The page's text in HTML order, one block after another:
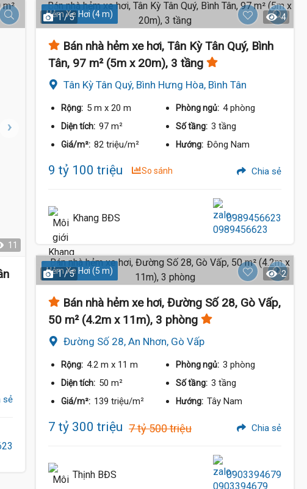
11
sẻ
Hẻm Xe Hơi (4 m)
1 / 5 4
Bán nhà hẻm xe hơi, Tân Kỳ Tân Quý, Bình
Tân, 97 m² (5m x 20m), 3 tầng
Tân Kỳ Tân Quý, Bình Hưng Hòa, Bình Tân
Rộng: 5 m x 20 m Phòng ngủ: 4 phòng
Diện tích: 97 m² Số tầng: 3 tầng
Giá/m²: 82 triệu/m² Hướng: Đông Nam
9 tỷ 100 triệu So sánh Chia sẻ
Khang BĐS 0989456623
Hẻm Xe Hơi (5 m)
1 / 5 2
Bán nhà hẻm xe hơi, Đường Số 28, Gò Vấp,
50 m² (4.2m x 11m), 3 phòng
Đường Số 28, An Nhơn, Gò Vấp
Rộng: 4.2 m x 11 m Phòng ngủ: 3 phòng
Diện tích: 50 m² Số tầng: 3 tầng
Giá/m²: 139 triệu/m² Hướng: Tây Nam
7 tỷ 300 triệu 7 tỷ 500 triệu Chia sẻ
Thịnh BĐS 0903394679